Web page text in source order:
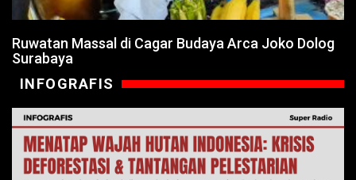
Ruwatan Massal di Cagar Budaya Arca Joko Dolog
Surabaya
INFOGRAFIS